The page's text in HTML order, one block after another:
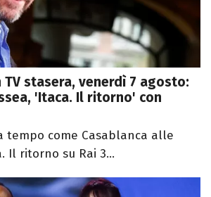
TV stasera, venerdì 7 agosto:
'Itaca. Il ritorno' con
tempo come Casablanca alle
Il ritorno su Rai 3...